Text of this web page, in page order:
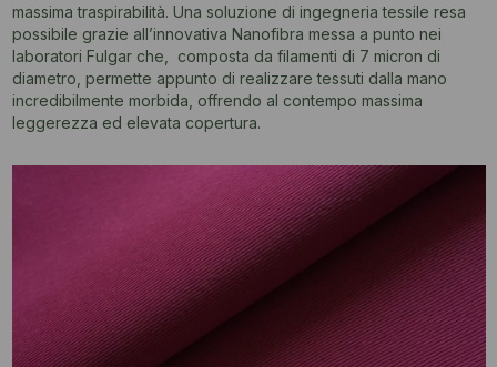
massima traspirabilità. Una soluzione di ingegneria tessile resa
possibile grazie all’innovativa Nanofibra messa a punto nei
laboratori Fulgar che, composta da filamenti di 7 micron di
diametro, permette appunto di realizzare tessuti dalla mano
incredibilmente morbida, offrendo al contempo massima
leggerezza ed elevata copertura.